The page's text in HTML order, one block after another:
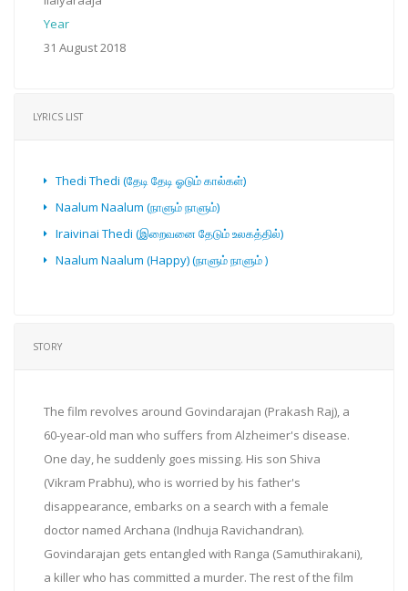
Year
31 August 2018
LYRICS LIST
Thedi Thedi (தேடி தேடி ஓடும் கால்கள்)
Naalum Naalum (நாளும் நாளும்)
Iraivinai Thedi (இறைவனை தேடும் உலகத்தில்)
Naalum Naalum (Happy) (நாளும் நாளும் ‍)
STORY
The film revolves around Govindarajan (Prakash Raj), a
60-year-old man who suffers from Alzheimer's disease.
One day, he suddenly goes missing. His son Shiva
(Vikram Prabhu), who is worried by his father's
disappearance, embarks on a search with a female
doctor named Archana (Indhuja Ravichandran).
Govindarajan gets entangled with Ranga (Samuthirakani),
a killer who has committed a murder. The rest of the film